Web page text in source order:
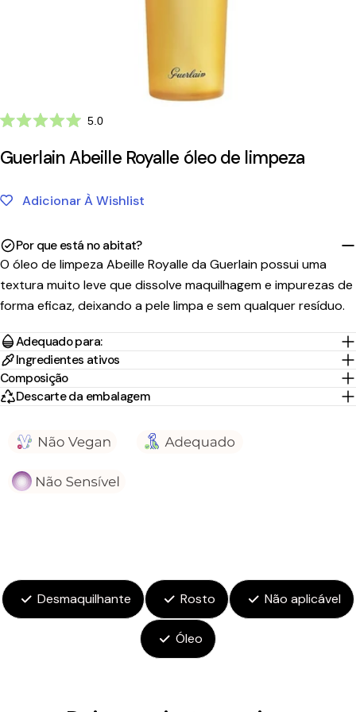
5.0
de
5.0Clique
ir
avaliações
Guerlain Abeille Royalle óleo de limpeza
Adicionar À Wishlist
Por que está no abitat?
O óleo de limpeza Abeille Royalle da Guerlain possui uma
textura muito leve que dissolve maquilhagem e impurezas de
forma eficaz, deixando a pele limpa e sem qualquer resíduo.
Adequado para:
Ingredientes ativos
Composição
Descarte da embalagem
Desmaquilhante Rosto Não aplicável
Óleo